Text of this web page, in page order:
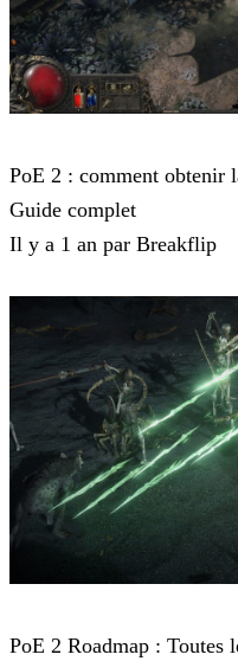
PoE 2 : comment obtenir
Guide complet
Il y a 1 an par Breakflip
PoE 2 Roadmap : Toutes